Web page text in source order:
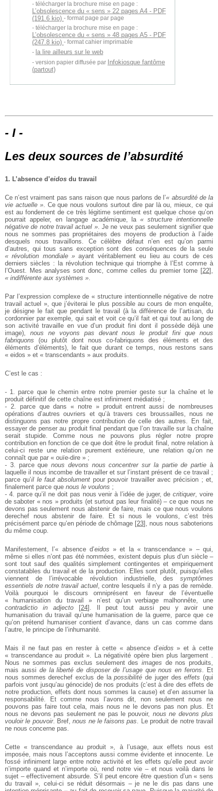
télécharger la brochure mise en page :
L’obsolescence du « sens » 22 pages A4 - PDF
(191.6 kio) - format page par page
télécharger la brochure mise en page :
L’obsolescence du « sens » 48 pages A5 - PDF
(247.8 kio) - format cahier imprimable
la lire ailleurs sur le web
version papier diffusée par Infokiosque fantôme
(partout)
- I -
Les deux sources de l’absurdité
1. L’absence d’eidos du travail
Ce n’est vraiment pas sans raison que nous parlons de l’« absurdité de la
vie actuelle ». Ce que nous voulons surtout dire par là ou, mieux, ce qui
est au fondement de ce très légitime sentiment est quelque chose qu’on
pourrait appeler, en langage académique, la« structure intentionnelle
négative de notre travail actuel ». Je ne veux pas seulement signifier que
nous ne sommes pas propriétaires des moyens de production à l’aide
desquels nous travaillons. Ce célèbre défaut n’en est qu’on parmi
d’autres, qui tous sans exception sont des conséquences de la seule
« révolution mondiale » ayant véritablement eu lieu au cours de ces
derniers siècles : la révolution technique qui triomphe à l’Est comme à
l’Ouest. Mes analyses sont donc, comme celles du premier tome [22]
« indifférente aux systèmes »
Par l’expression complexe de « structure intentionnelle négative de notre
travail actuel », que j’éviterai le plus possible au cours de mon enquête,
je désigne le fait que pendant le travail (à la différence de l’artisan, du
cordonnier par exemple, qui sait et voit ce qu’il fait et qui tout au long de
son activité travaille en vue d’un produit fini dont il possède déjà une
image), nous ne voyons pas devant nous le produit fini que nous
fabriquons (ou plutôt dont nous co-fabriquons des éléments et des
éléments d’éléments), le fait que durant ce temps, nous restons sans
« eidos » et « transcendants » aux produits.
C’est le cas :
- 1. parce que le chemin entre notre premier geste sur la chaîne et le
produit définitif de cette chaîne est infiniment médiatisé ;
- 2. parce que dans « notre » produit entrent aussi de nombreuses
opérations d’autres ouvriers et qu’à travers ces broussailles, nous ne
distinguons pas notre propre contribution de celle des autres. En fait,
essayer de penser au produit final pendant que l’on travaille sur la chaîne
serait stupide. Comme nous ne pouvons plus régler notre propre
contribution en fonction de ce que doit être le produit final, notre relation à
celui-ci reste une relation purement extérieure, une relation qu’on ne
connaît que par « ouïe-dire » ;
- 3. parce quenous devons nous concentrer sur la partie de partie à
laquelle il nous incombe de travailler et sur l’instant présent de ce travail ;
parce qu’il le faut absolument pour pouvoir travailler avec précision ; et,
finalement parce que nous le voulons ;
- 4. parce qu’il ne doit pas nous venir à l’idée de juger, decritiquer, voire
de saboter « nos » produits (et surtout pas leur finalité) – ce que nous ne
devons pas seulement nous abstenir de faire, mais ce que nous voulons
derechef nous abstenir de faire. Et si nous le voulons, c’est très
précisément parce qu’en période de chômage [23] , nous nous saboterions
du même coup.
Manifestement, l’« absence d’eidos » et la « transcendance » – qui,
même si elles n’ont pas été nommées, existent depuis plus d’un siècle –
sont tout sauf des qualités simplement contingentes et empiriquement
constatables du travail et de la production. Elles sont plutôt, puisqu’elles
viennent de l’irrévocable révolution industrielle, des symptômes
essentiels de notre travail actuel, contre lesquels il n’y a pas de remède.
Voilà pourquoi le discours omniprésent en faveur de l’éventuelle
« humanisation du travail » n’est qu’un verbiage malhonnête, une
contradictio in adjecto [24] . Il peut tout aussi peu y avoir une
humanisation du travail qu’une humanisation de la guerre, parce que ce
qu’on prétend humaniser contient d’avance, dans un cas comme dans
l’autre, le principe de l’inhumanité.
Mais il ne faut pas en rester à cette « absence d’eidos » et à cette
« transcendance au produit ». La négativité opère bien plus largement .
Nous ne sommes pas exclus seulement des images de nos produits,
mais aussi de la liberté de disposer de l’usage que nous en ferons . Et
nous sommes derechef exclus de lapossibilité de juger deseffets (qui
parfois vont jusqu’au génocide) de nos produits (c’est à dire des effets de
notre production, effets dont nous sommes la cause) et d’en assumer la
responsabilité. Et comme nous l’avons dit, non seulement nous ne
pouvons pas faire tout cela, mais nous ne le devons pas non plus. Et
nous ne devons pas seulement ne pas le pouvoir, nous ne devons plus
vouloir le pouvoir. Bref,nous ne le faisons pas . Le produit de notre travail
ne nous concerne pas.
Cette « transcendance au produit », à l’usage, aux effets nous est
imposée, mais nous l’acceptons aussi comme évidente et innocente. Le
fossé infiniment large entre notre activité et les effets qu’elle peut avoir
n’importe quand et n’importe où, rend notre vie – et nous voilà dans le
sujet – effectivement absurde. S’il peut encore être question d’un « sens
du travail », celui-ci se réduit désormais – je ne le dis pas dans une